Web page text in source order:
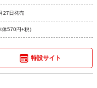
27日発売
体570円+税）
特設サイト